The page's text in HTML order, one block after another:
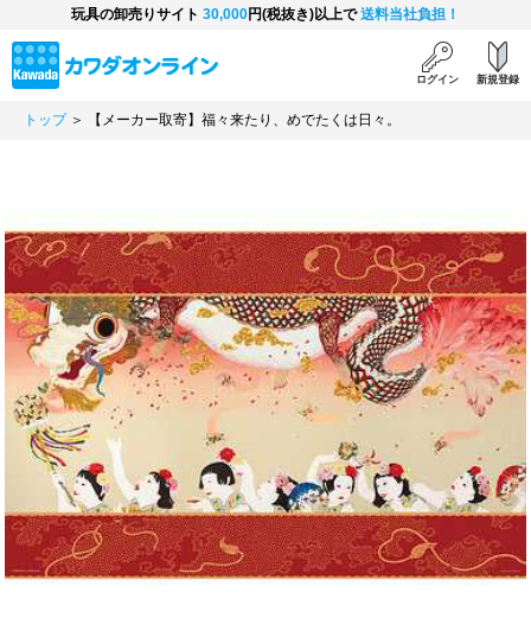
玩具の卸売りサイト 30,000円(税抜き)以上で送料当社負担！
ログイン 新規登録
トップ＞ 【メーカー取寄】福々来たり、めでたくは日々。